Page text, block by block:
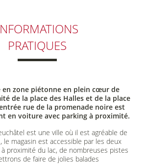
PRATIQUES
en zone piétonne en plein cœur de
de la place des Halles et de la place
rue de la promenade noire est
en voiture avec parking à proximité.
est une ville où il est agréable de
le magasin est accessible par les deux
proximité du lac, de nombreuses pistes
de faire de jolies balades